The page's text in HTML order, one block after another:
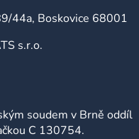
44a, Boskovice 68001
s.r.o.
soudem v Brně oddíl
C 130754.